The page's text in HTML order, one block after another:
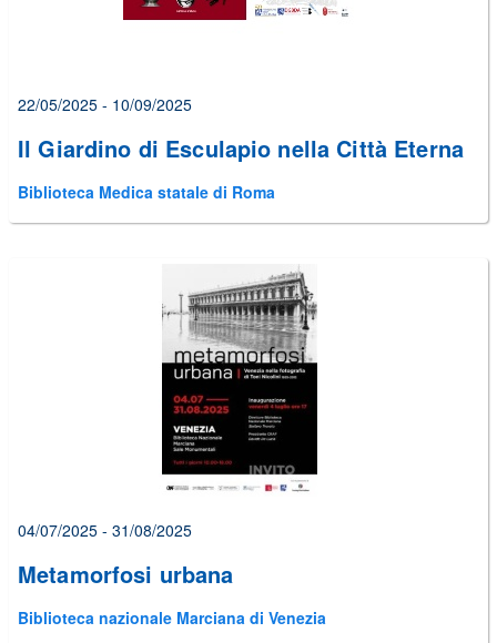
22/05/2025 - 10/09/2025
Il Giardino di Esculapio nella Città Eterna
Biblioteca Medica statale di Roma
04/07/2025 - 31/08/2025
Metamorfosi urbana
Biblioteca nazionale Marciana di Venezia